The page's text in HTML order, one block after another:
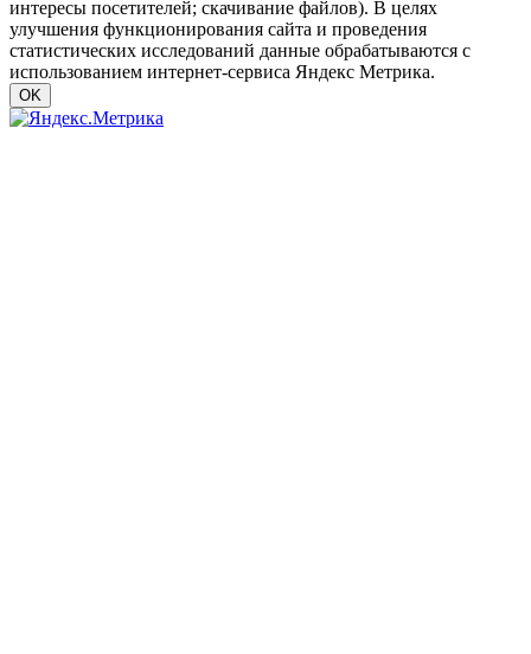
интересы посетителей; скачивание файлов). В целях
улучшения функционирования сайта и проведения
статистических исследований данные обрабатываются с
использованием интернет-сервиса Яндекс Метрика.
OK